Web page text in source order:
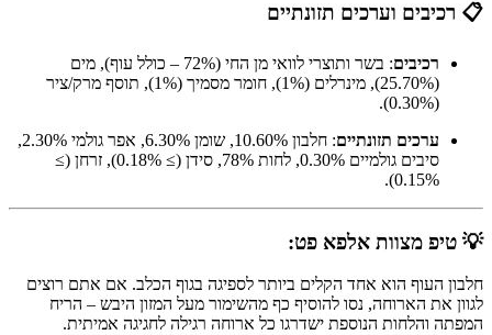
📋 רכיבים וערכים תזונתיים
רכיבים
: בשר ותוצרי לוואי מן החי (72% – כולל עוף), מים
(25.70%), מינרלים (1%), חומר מסמיך (1%), תוסף מרק/ציר
(0.30%).
ערכים תזונתיים
: חלבון 10.60%, שומן 6.30%, אפר גולמי 2.30%,
סיבים גולמיים 0.30%, לחות 78%, סידן (≥ 0.18%), זרחן (≥
0.15%).
💡 טיפ מצוות אלפא פט:
חלבון העוף הוא אחד הקלים ביותר לספיגה בגוף הכלב. אם אתם רוצים
לגוון את הארוחה, נסו להוסיף כף מהשימור מעל המזון היבש – הריח
המפתה והלחות הנוספת ישדרגו כל ארוחה רגילה לחגיגה אמיתית.